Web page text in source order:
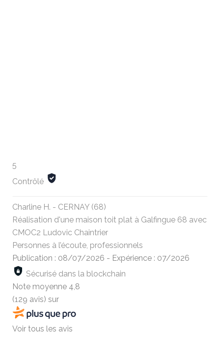
5
Contrôlé
Charline H. - CERNAY (68)
Réalisation d'une maison toit plat à Galfingue 68 avec
CMOC2 Ludovic Chaintrier
Personnes à l’écoute, professionnels
Publication : 08/07/2026 - Expérience : 07/2026
Sécurisé dans la blockchain
Note moyenne 4,8
(129 avis) sur
Voir tous les avis